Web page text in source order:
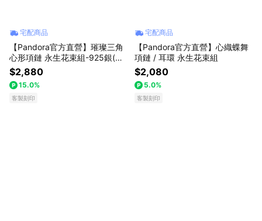
宅配商品
【Pandora官方直營】璀璨三角
心形項鏈 永生花束組-925銀(白
鑽/粉鑽任選)
$2,880
15.0%
客製刻印
宅配商品
【Pandora官方直營】心織蝶舞
項鏈 / 耳環 永生花束組
$2,080
5.0%
客製刻印